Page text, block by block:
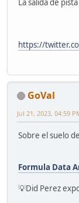
La salida de
https://
GoVal
Jul 21, 2023, 04:59
Sobre el suelo
Formula Data
💡Did Perez